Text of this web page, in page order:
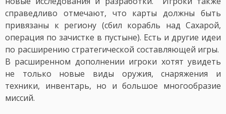
справедливо отмечают, что карты должны быть
привязаны к региону (сбил корабль над Сахарой,
операция по зачистке в пустыне). Есть и другие идеи
по расширению стратегической составляющей игры.
В расширенном дополнении игроки хотят увидеть
не только новые виды оружия, снаряжения и
техники, инвентарь, но и большое многообразие
миссий.